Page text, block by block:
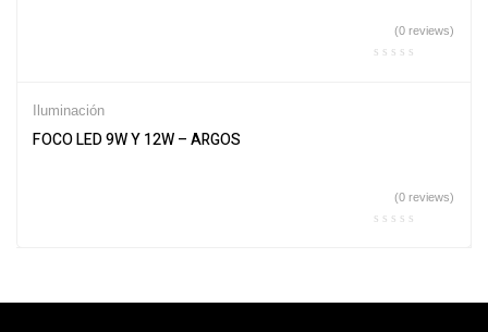
(0 reviews)
Iluminación
FOCO LED 9W Y 12W – ARGOS
(0 reviews)